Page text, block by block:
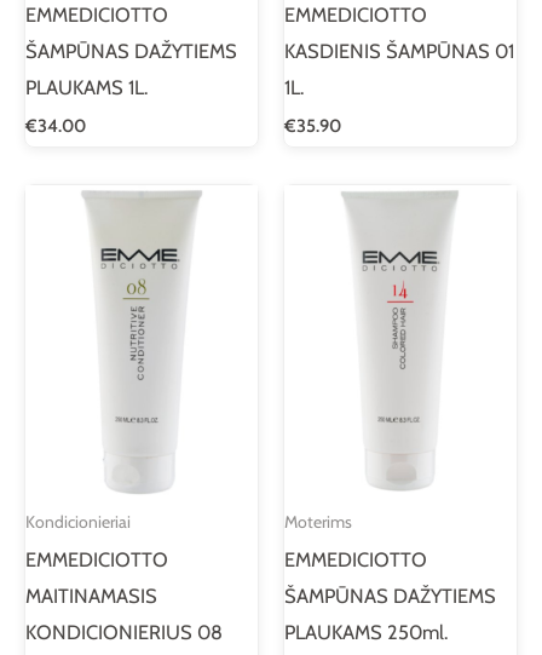
EMMEDICIOTTO
ŠAMPŪNAS DAŽYTIEMS
PLAUKAMS 1L.
€34.00
EMMEDICIOTTO
KASDIENIS ŠAMPŪNAS 01
1L.
€35.90
Kondicionieriai
EMMEDICIOTTO
MAITINAMASIS
KONDICIONIERIUS 08
Moterims
EMMEDICIOTTO
ŠAMPŪNAS DAŽYTIEMS
PLAUKAMS 250ml.